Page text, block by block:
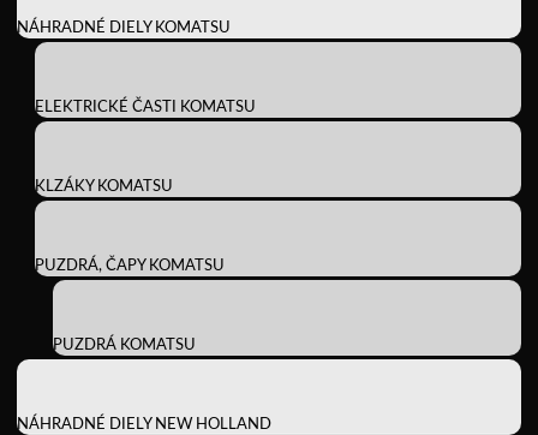
NÁHRADNÉ DIELY KOMATSU
ELEKTRICKÉ ČASTI KOMATSU
KLZÁKY KOMATSU
PUZDRÁ, ČAPY KOMATSU
PUZDRÁ KOMATSU
NÁHRADNÉ DIELY NEW HOLLAND